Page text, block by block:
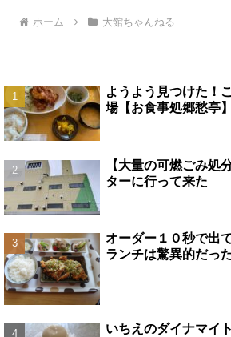
ホーム 大館ちゃんねる
ようよう見つけた！
場【お食事処郷愁亭
【大量の可燃ごみ処
ターに行って来た
オーダー１０秒で出
ランチは驚異的だっ
いちえのダイナマイ